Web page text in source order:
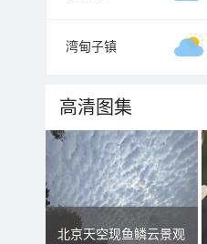
湾甸子镇
高清图集
北京天空现鱼鳞云景观